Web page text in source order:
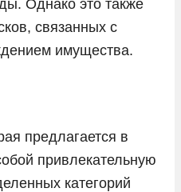
Однако это также
связанных с
имущества.
предлагается в
привлекательную
категорий